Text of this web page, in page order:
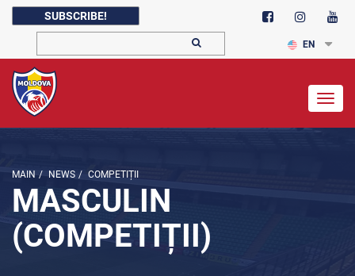
SUBSCRIBE!
EN
MAIN / NEWS / COMPETIȚII
MASCULIN
(COMPETIȚII)